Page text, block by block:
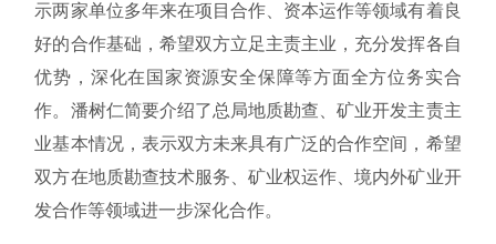
示两家单位多年来在项目合作、资本运作等领域有着良
好的合作基础，希望双方立足主责主业，充分发挥各自
优势，深化在国家资源安全保障等方面全方位务实合
作。潘树仁简要介绍了总局地质勘查、矿业开发主责主
业基本情况，表示双方未来具有广泛的合作空间，希望
双方在地质勘查技术服务、矿业权运作、境内外矿业开
发合作等领域进一步深化合作。